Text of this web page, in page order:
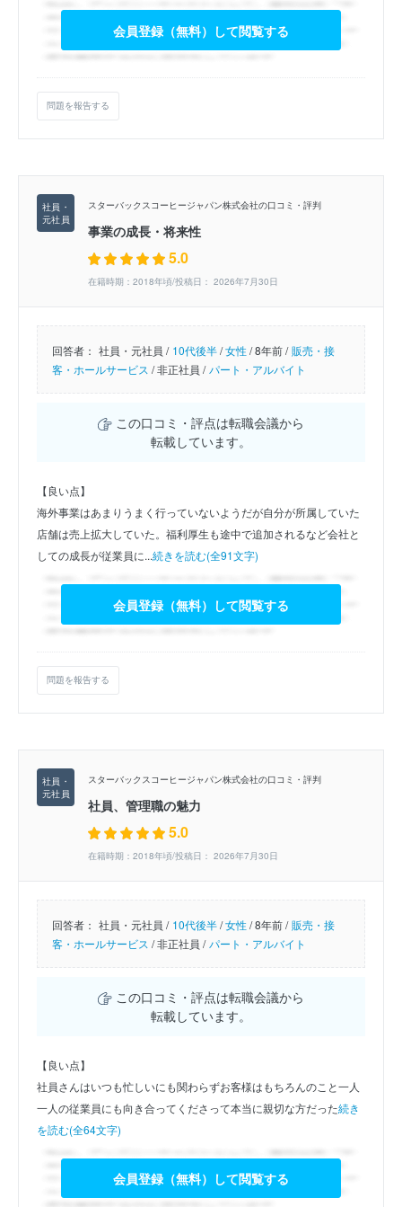
会員登録（無料）して閲覧する
問題を報告する
スターバックスコーヒージャパン株式会社の口コミ・評判
事業の成長・将来性
5.0
在籍時期：2018年頃/投稿日： 2026年7月30日
回答者： 社員・元社員 / 10代後半/女性/8年前 / 販売・接
客・ホールサービス /非正社員 / パート・アルバイト
この口コミ・評点は転職会議から
転載しています。
【良い点】
海外事業はあまりうまく行っていないようだが自分が所属していた
店舗は売上拡大していた。福利厚生も途中で追加されるなど会社と
しての成長が従業員に...続きを読む(全91文字)
会員登録（無料）して閲覧する
問題を報告する
スターバックスコーヒージャパン株式会社の口コミ・評判
社員、管理職の魅力
5.0
在籍時期：2018年頃/投稿日： 2026年7月30日
回答者： 社員・元社員 / 10代後半/女性/8年前 / 販売・接
客・ホールサービス /非正社員 / パート・アルバイト
この口コミ・評点は転職会議から
転載しています。
【良い点】
社員さんはいつも忙しいにも関わらずお客様はもちろんのこと一人
一人の従業員にも向き合ってくださって本当に親切な方だった続き
を読む(全64文字)
会員登録（無料）して閲覧する